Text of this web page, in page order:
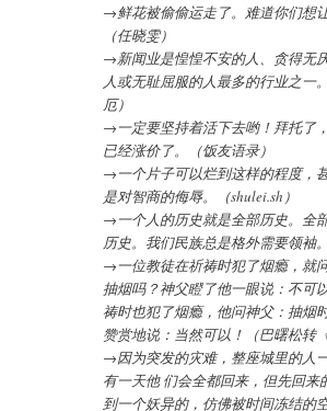
→鲜花被偷偷运走了。难道你们想
（任晓雯）
→新闻业是惶惶不安的人、贪得无
人或无耻屈服的人最多的行业之一
厄）
→一定要坚持着活下去哟！拜托了
已经涨价了。（饭友语录）
→一个片子可以烂到这样的程度，
是对智商的侮辱。（shulei.sh）
→一个人的历史就是全部历史。全
历史。我们民族总是格外需要领袖
→一位教徒在祈祷时犯了烟瘾，就
抽烟吗？神父瞪了他一眼说：不可
祷时也犯了烟瘾，他问神父：抽烟
赞赏地说：当然可以！（巴曙松转
→因为突发的灾难，整座城里的人
有一天他 们会全都回来，但先回来
到一个妖异的，仿佛被时间冻结的